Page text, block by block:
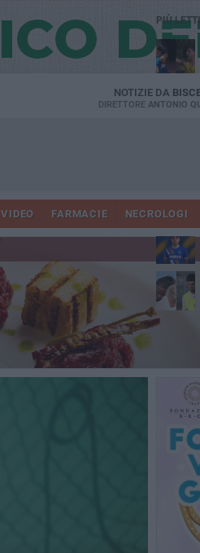
NOTIZIE DA
DIRETTORE ANTONIO
VIDEO FARMACIE NECROLOGI
PIÙ